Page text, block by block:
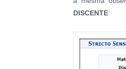
DISCENTE